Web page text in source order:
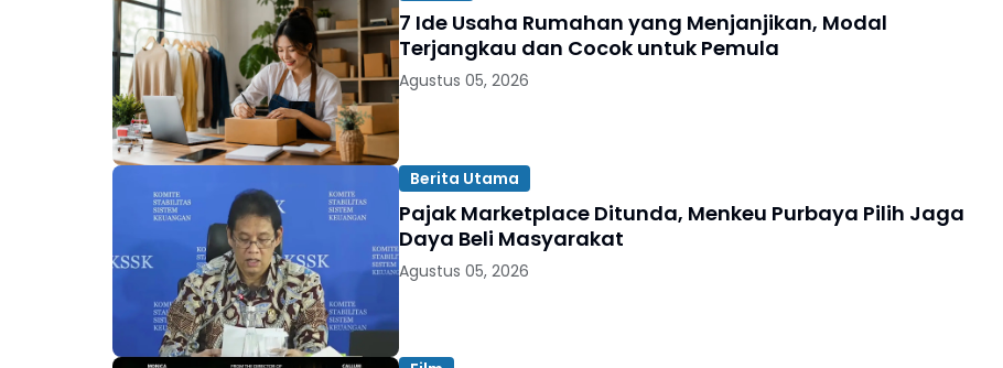
7 Ide Usaha Rumahan yang Menjanjikan, Modal
Terjangkau dan Cocok untuk Pemula
Agustus 05, 2026
Berita Utama
Pajak Marketplace Ditunda, Menkeu Purbaya Pilih Jaga
Daya Beli Masyarakat
Agustus 05, 2026